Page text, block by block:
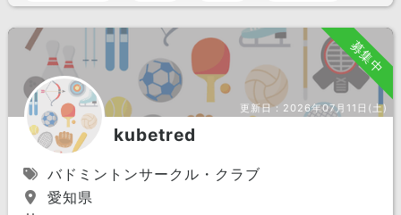
募集中
更新日： 2026年07月11日(土)
kubetred
バドミントンサークル・クラブ
愛知県